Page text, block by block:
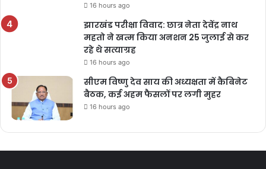
16 hours ago
झारखंड परीक्षा विवाद: छात्र नेता देवेंद्र नाथ
महतो ने खत्म किया अनशन 25 जुलाई से कर
रहे थे सत्याग्रह
16 hours ago
सीएम विष्णु देव साय की अध्यक्षता में कैबिनेट
बैठक, कई अहम फैसलों पर लगी मुहर
16 hours ago